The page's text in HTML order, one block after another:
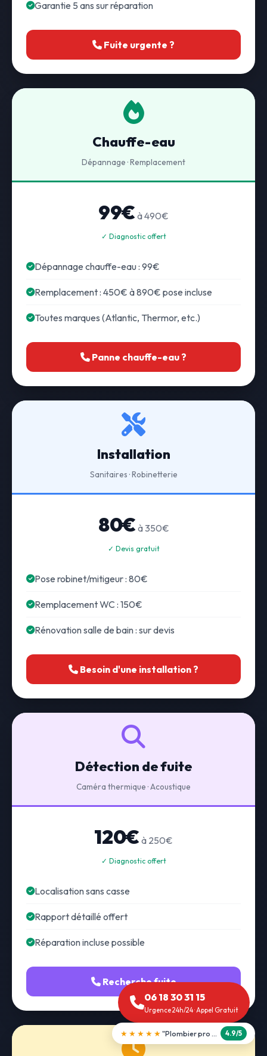
Garantie 5 ans sur réparation
Fuite urgente ?
Chauffe-eau
Dépannage · Remplacement
99€ à 490€
✓ Diagnostic offert
Dépannage chauffe-eau : 99€
Remplacement : 450€ à 890€ pose incluse
Toutes marques (Atlantic, Thermor, etc.)
Panne chauffe-eau ?
Installation
Sanitaires · Robinetterie
80€ à 350€
✓ Devis gratuit
Pose robinet/mitigeur : 80€
Remplacement WC : 150€
Rénovation salle de bain : sur devis
Besoin d'une installation ?
Détection de fuite
Caméra thermique · Acoustique
120€ à 250€
✓ Diagnostic offert
Localisation sans casse
Rapport détaillé offert
Réparation incluse possible
Recherche fuite
06 18 30 31 15
Urgence 24h/24 · Appel Gratuit
★★★★★ "Débouchage WC en 30 min" 5.0/5